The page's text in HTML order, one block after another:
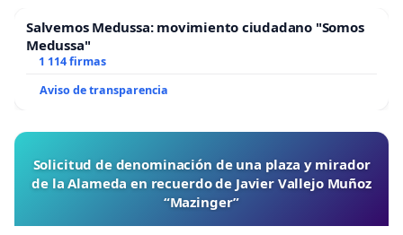
Salvemos Medussa: movimiento ciudadano "Somos
Medussa"
1 114 firmas
Aviso de transparencia
Solicitud de denominación de una plaza y mirador
de la Alameda en recuerdo de Javier Vallejo Muñoz
“Mazinger”